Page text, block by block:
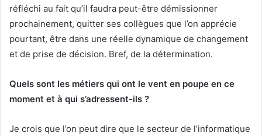
réfléchi au fait qu’il faudra peut-être démissionner
prochainement, quitter ses collègues que l’on apprécie
pourtant, être dans une réelle dynamique de changement
et de prise de décision. Bref, de la détermination.
Quels sont les métiers qui ont le vent en poupe en ce
moment et à qui s’adressent-ils ?
Je crois que l’on peut dire que le secteur de l’informatique